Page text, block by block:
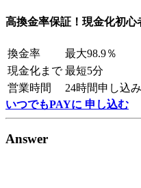
高換金率保証！現金化初心
換金率
最大98.9％
現金化まで 最短5分
営業時間
24時間申し込
いつでもPAYに 申し込む
Answer